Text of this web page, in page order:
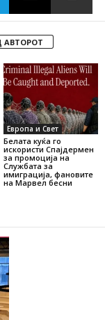
АВТОРОТ
Европа и Свет
Белата куќа го
искористи Спајдермен
за промоција на
Службата за
имиграција, фановите
на Марвел бесни